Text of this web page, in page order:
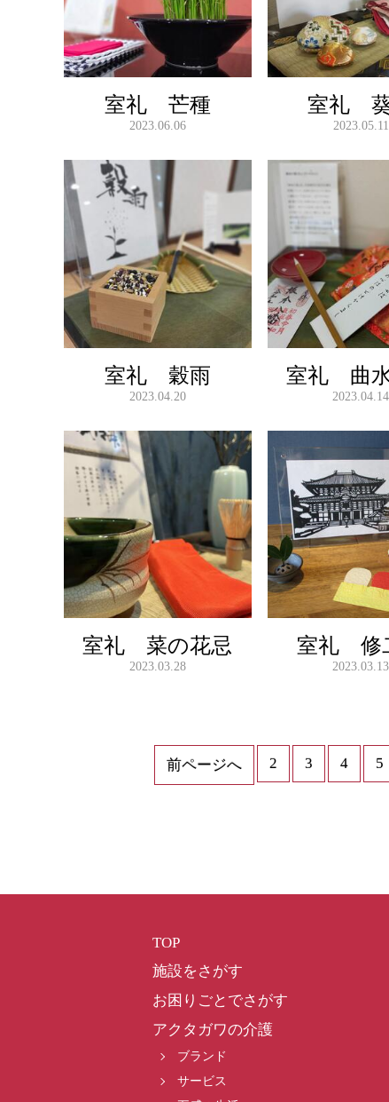
室礼 芒種
2023.06.06
室礼
2023.05.11
室礼 穀雨
2023.04.20
室礼 曲
2023.04.14
室礼 菜の花忌
2023.03.28
室礼 修
2023.03.13
前ページへ 2 3 4 5
TOP
施設をさがす
お困りごとでさがす
アクタガワの介護
ブランド
サービス